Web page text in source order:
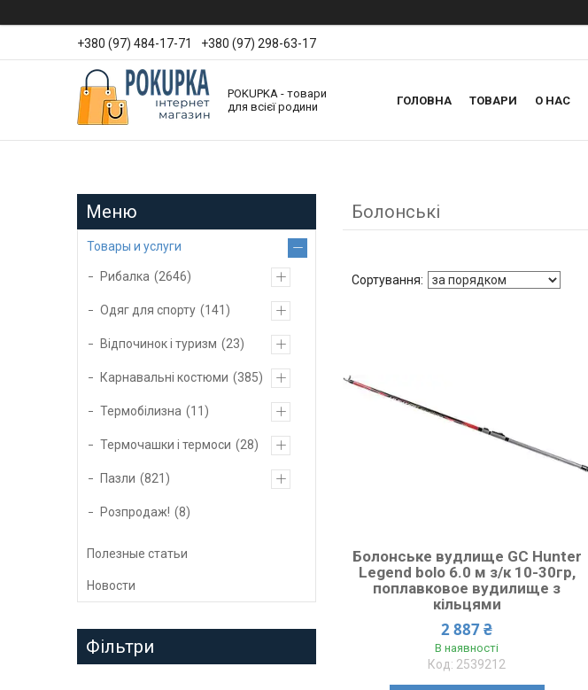
+380 (97) 484-17-71 +380 (97) 298-63-17
POKUPKA - товари
для всієї родини
ГОЛОВНА ТОВАРИ О НАС
Болонські
Болонське вудлище GC Hunter
Legend bolo 6.0 м з/к 10-30гр,
поплавковое вудилище з
кільцями
2 887 ₴
В наявності
2539212
Товары и услуги
Рибалка 2646
Одяг для спорту 141
Відпочинок і туризм 23
Карнавальні костюми 385
Термобілизна 11
Термочашки і термоси 28
Пазли 821
Розпродаж! 8
Полезные статьи
Новости
Фільтри